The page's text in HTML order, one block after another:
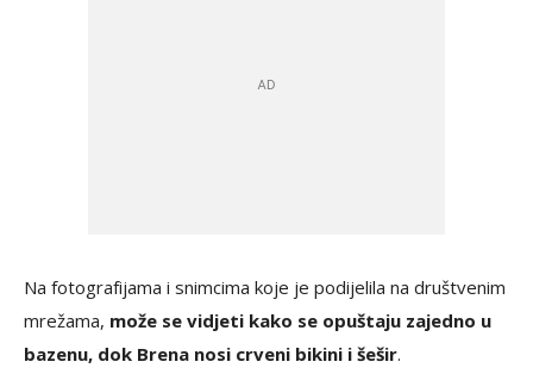
Na fotografijama i snimcima koje je podijelila na društvenim
mrežama, može se vidjeti kako se opuštaju zajedno u
bazenu, dok Brena nosi crveni bikini i šešir.